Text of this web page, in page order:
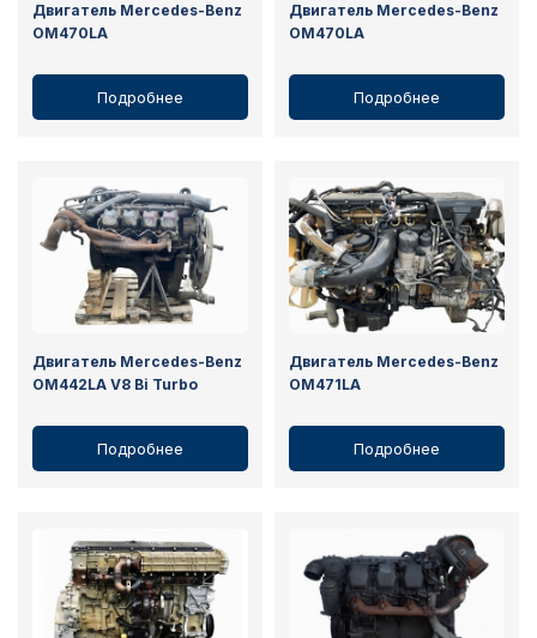
Двигатель Mercedes-Benz
OM470LA
Подробнее
Двигатель Mercedes-Benz
OM470LA
Подробнее
Двигатель Mercedes-Benz
OM442LA V8 Bi Turbo
Подробнее
Двигатель Mercedes-Benz
OM471LA
Подробнее